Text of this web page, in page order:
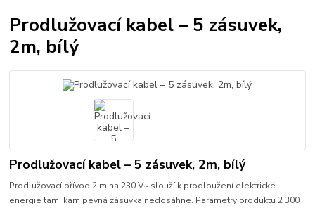
Prodlužovací kabel – 5 zásuvek,
2m, bílý
Prodlužovací kabel – 5 zásuvek, 2m, bílý
Prodlužovací přívod 2 m na 230 V~ slouží k prodloužení elektrické
energie tam, kam pevná zásuvka nedosáhne. Parametry produktu 2 300